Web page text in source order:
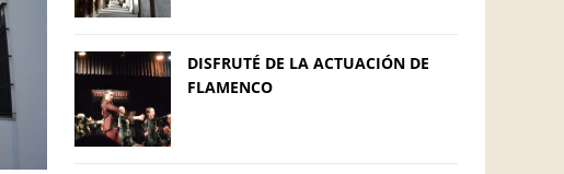
DISFRUTÉ DE LA ACTUACIÓN DE
FLAMENCO